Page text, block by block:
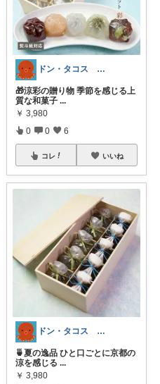
ドン・タコス 防災⚠️生活雑貨アウトドア
🎁涼彩の贈り物 季節を感じる上
質な和菓子 ...
￥ 3,980
0 0 6
コレ いいね
ドン・タコス 防災⚠️生活雑貨アウトドア
🍵夏の逸品 ひと口ごとに京都の
涼を感じる ...
￥ 3,980